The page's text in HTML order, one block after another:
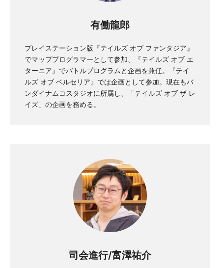
有働龍郎
プレイステーション版『テイルズ オブ ファンタジア』
でマッププログラマーとして参加、『テイルズ オブ エ
ターニア』でバトルプログラムと企画を兼任。『テイ
ルズ オブ ベルセリア』では企画として参加。現在もバ
ンダイナムコスタジオに所属し、「テイルズ オブ ザ レ
イズ」の企画を務める。
司会進行/富澤祐介